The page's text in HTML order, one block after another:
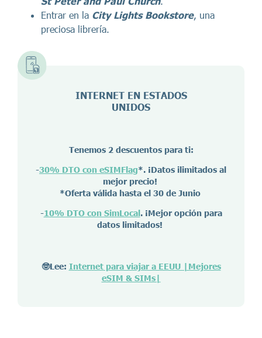
Entrar en la City Lights Bookstore, una
preciosa librería.
INTERNET EN ESTADOS
UNIDOS
Tenemos 2 descuentos para ti:
-30% DTO con eSIMFlag*. ¡Datos ilimitados al
mejor precio!
*Oferta válida hasta el 30 de Junio
-10% DTO con SimLocal. ¡Mejor opción para
datos limitados!
🤓Lee: Internet para viajar a EEUU |Mejores
eSIM & SIMs|